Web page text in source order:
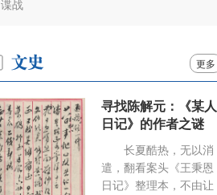
谍战
更多
寻找陈解元：《某人
日记》的作者之谜
长夏酷热，无以消
遣，翻看案头《王秉恩
日记》整理本，不由让